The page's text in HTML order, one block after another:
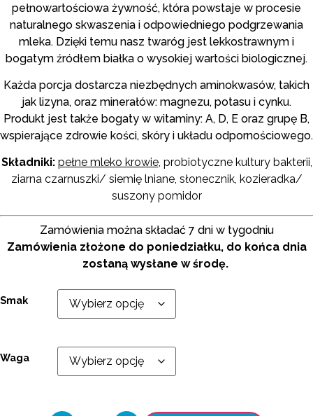
pełnowartościowa żywność, która powstaje w procesie
naturalnego skwaszenia i odpowiedniego podgrzewania
mleka. Dzięki temu nasz twaróg jest lekkostrawnym i
bogatym źródłem białka o wysokiej wartości biologicznej.
Każda porcja dostarcza niezbędnych aminokwasów, takich
jak lizyna, oraz minerałów: magnezu, potasu i cynku.
Produkt jest także bogaty w witaminy: A, D, E oraz grupę B,
wspierające zdrowie kości, skóry i układu odpornościowego.
Składniki: pełne mleko krowie, probiotyczne kultury bakterii,
ziarna czarnuszki/ siemię lniane, słonecznik, kozieradka/
suszony pomidor
Zamówienia można składać 7 dni w tygodniu
Zamówienia złożone do poniedziałku, do końca dnia
zostaną wysłane w środę.
Smak
Waga